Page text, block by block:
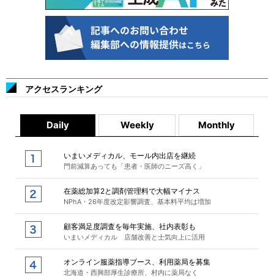
アクセスランキング
Daily Weekly Monthly
いまいメディカル、モール内出店を継続
門前減算あっても「患者・医師のニーズ高く」
在薬総加算2と調剤管理料で大幅マイナス
NPhA・26年度改定影響調査、基本料平均は増加
顧客満足度調査を毎年実施、社内表彰も
いまいメディカル 店舗改善と士気向上に活用
オンライン服薬指導ブース、利用薬局を募集
北海道・西興部厚生診療所、村内に薬局なく